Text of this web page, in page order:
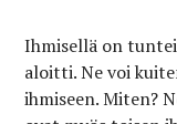
Ihmisellä on
aloitti. Ne voi
ihmiseen. Miten?